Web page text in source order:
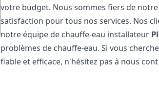
votre budget. Nous sommes fiers de
satisfaction pour tous nos services. Nos
notre équipe de chauffe-eau installateur
problèmes de chauffe-eau. Si vous
fiable et efficace, n'hésitez pas à nous cont